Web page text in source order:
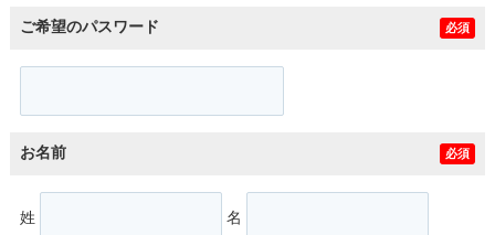
ご希望のパスワード 必須
お名前 必須
姓 名